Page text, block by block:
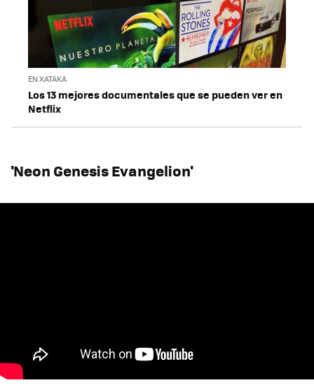
EN XATAKA
Los 13 mejores documentales que se pueden ver en
Netflix
'Neon Genesis Evangelion'